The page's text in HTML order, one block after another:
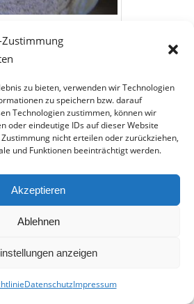
Zustimmung
zu bieten, verwenden wir Technologien
zu speichern bzw. darauf
Technologien zustimmen, können wir
oder eindeutige IDs auf dieser Website
nicht erteilen oder zurückziehen,
und Funktionen beeinträchtigt werden.
Akzeptieren
Ablehnen
anzeigen
DatenschutzImpressum
zwischen den
wichtig. Den
Schallschutz am besten mit
besser, wenn zwischen den
nur jegliche Laute und trägt
Raum bei.
Gipskartonwand
haben Sie die Möglichkeit,